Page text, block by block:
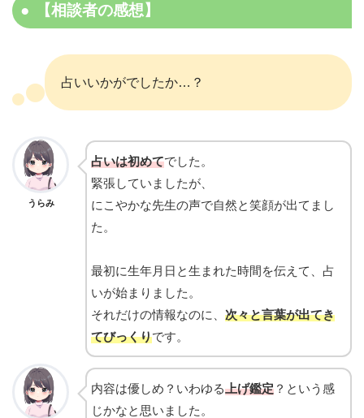
【相談者の感想】
占いいかがでしたか…？
うらみ
占いは初めてでした。
緊張していましたが、
にこやかな先生の声で自然と笑顔が出てまし
た。
最初に生年月日と生まれた時間を伝えて、占
いが始まりました。
それだけの情報なのに、 次々と言葉が出てき
てびっくりです。
内容は優しめ？いわゆる上げ鑑定 ？という感
じかなと思いました。